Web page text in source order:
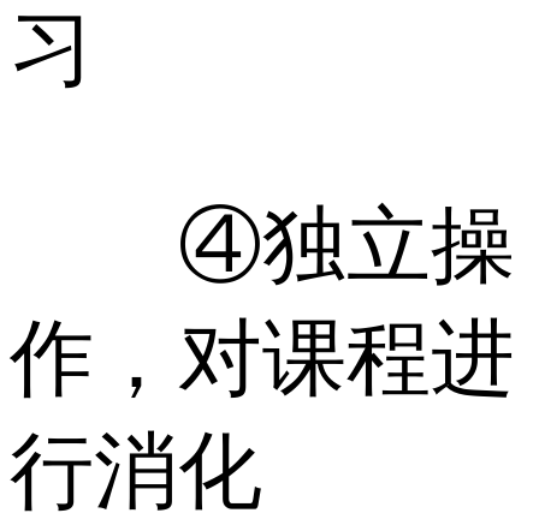
习
④独立操
作，对课程进
行消化